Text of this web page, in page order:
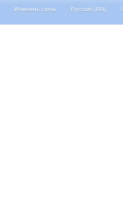
Изменить стиль Русский (RU)